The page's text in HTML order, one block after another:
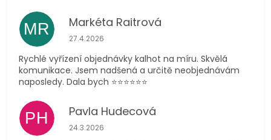
MR Markéta Raitrová
Hodnocení obchodu je 5 z 5 hvězdiček.
27.4.2026
Rychlé vyřízení objednávky kalhot na míru. Skvělá
komunikace. Jsem nadšená a určitě neobjednávám
naposledy. Dala bych ⭐️⭐️⭐️⭐️⭐️⭐️
PH Pavla Hudecová
Hodnocení obchodu je 5 z 5 hvězdiček.
24.3.2026